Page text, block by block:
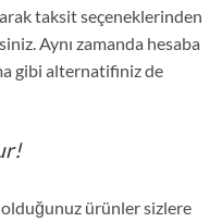
taksit seçeneklerinden
Aynı zamanda hesaba
gibi alternatifiniz de
ürünler sizlere